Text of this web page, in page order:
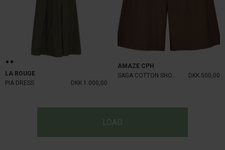
LA ROUGE
PIA DRESS
DKK 1.000,00
AMAZE CPH
SAGA COTTON SHORTS
DKK 500,00
LOAD